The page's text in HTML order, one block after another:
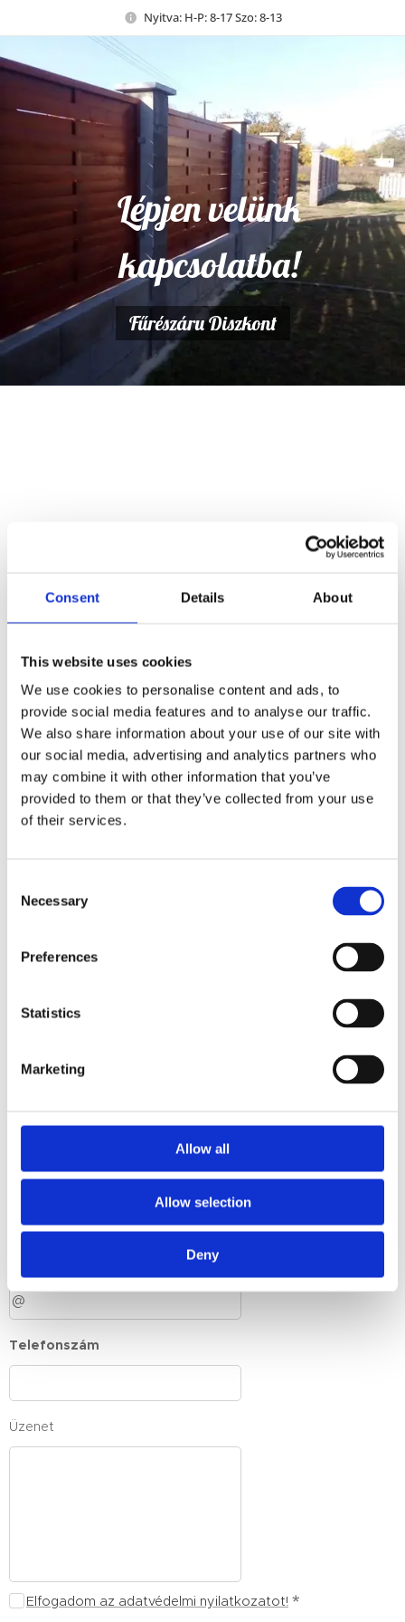
Consent Details About
This website uses cookies
We use cookies to personalise content and ads, to
provide social media features and to analyse our traffic.
We also share information about your use of our site with
our social media, advertising and analytics partners who
may combine it with other information that you’ve
provided to them or that they’ve collected from your use
of their services.
Selection
Necessary
Preferences
Statistics
Marketing
Allow all
Allow selection
Deny
Nyitva: H-P: 8-17 Szo: 8-13
Lépjen velünk
kapcsolatba!
Fűrészáru Diszkont
Fa Bázis Kft
1164 Budapest, Simongát utca 2. / Hátsó
Név
Telefonszám
Üzenet
Elfogadom az adatvédelmi nyilatkozatot!